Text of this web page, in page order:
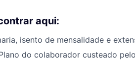
aqui:
isento de mensalidade e
do colaborador custeado